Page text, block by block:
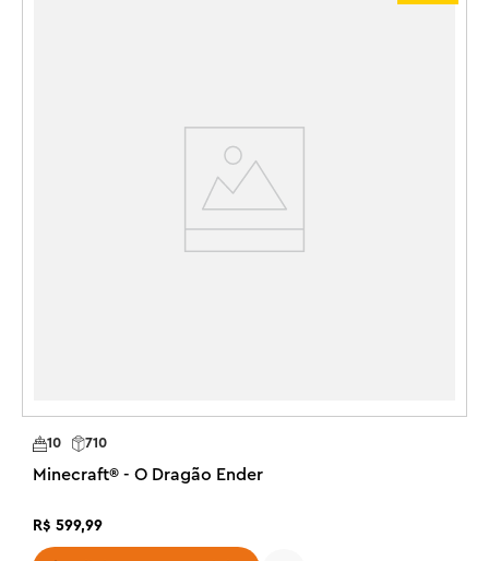
710
10
Minecraft® - O Dragão Ender
R$ 599,99